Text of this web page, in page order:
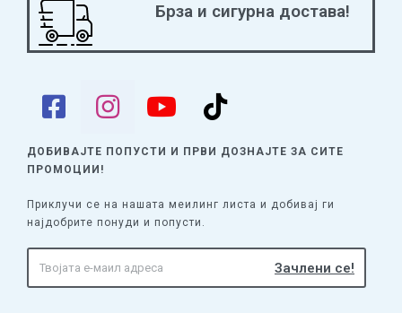
Брза и сигурна достава!
ДОБИВАЈТЕ ПОПУСТИ И ПРВИ ДОЗНАЈТЕ ЗА СИТЕ
ПРОМОЦИИ!
Приклучи се на нашата меилинг листа и добивај ги
најдобрите понуди и попусти.